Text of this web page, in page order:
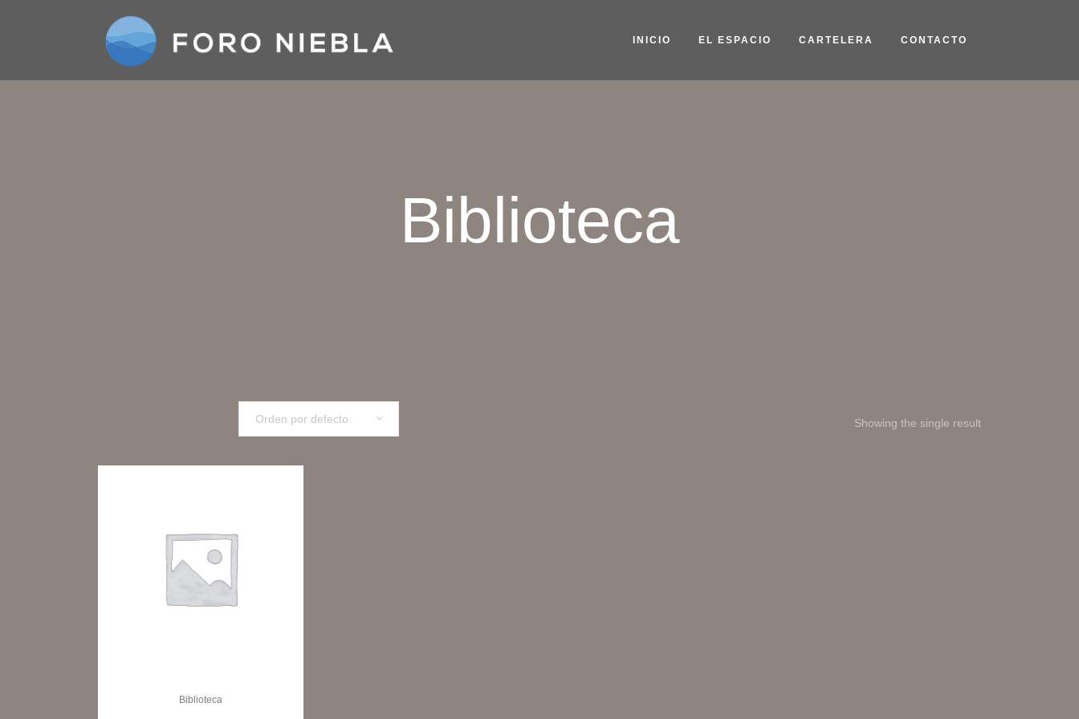
INICIO EL ESPACIO CARTELERA CONTACTO
Biblioteca
Showing the single result
Orden por defecto
Biblioteca